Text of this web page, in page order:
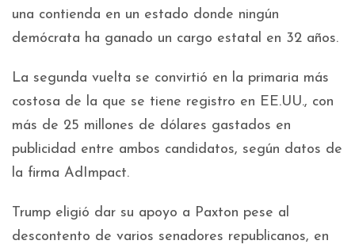
una contienda en un estado donde ningún
demócrata ha ganado un cargo estatal en 32 años.
La segunda vuelta se convirtió en la primaria más
costosa de la que se tiene registro en EE.UU., con
más de 25 millones de dólares gastados en
publicidad entre ambos candidatos, según datos de
la firma AdImpact.
Trump eligió dar su apoyo a Paxton pese al
descontento de varios senadores republicanos, en